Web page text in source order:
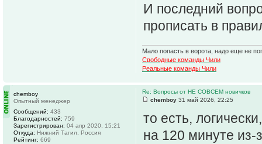
И последний
прописать в
Мало попасть в ворота, надо еще не
Свободные команды Чили
Реальные команды Чили
Re: Вопросы от НЕ СОВСЕМ новичков
chemboy 31 май 2026, 22:25
то есть,
на 120 минуте
chemboy
Опытный менеджер
Сообщений: 433
Благодарностей: 759
Зарегистрирован: 04 апр 2020, 15:21
Откуда: Нижний Тагил, Россия
Рейтинг: 669